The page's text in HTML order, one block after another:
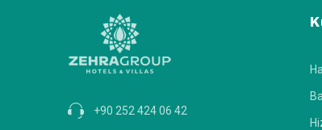
+90 252 424 06 42